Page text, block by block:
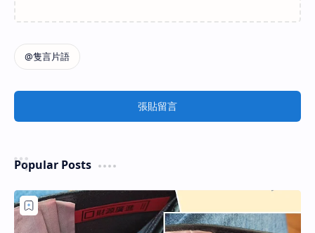
張貼留言
Popular Posts